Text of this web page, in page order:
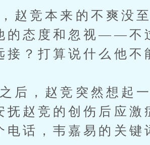
竞本来的不爽没至
的态度和忽视——不
？打算说什么他不
，赵竞突然想起
赵竞的创伤后应激
话，韦嘉易的关键